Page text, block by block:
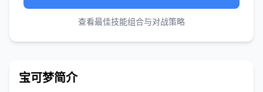
查看最佳技能组合与对战策略
宝可梦简介